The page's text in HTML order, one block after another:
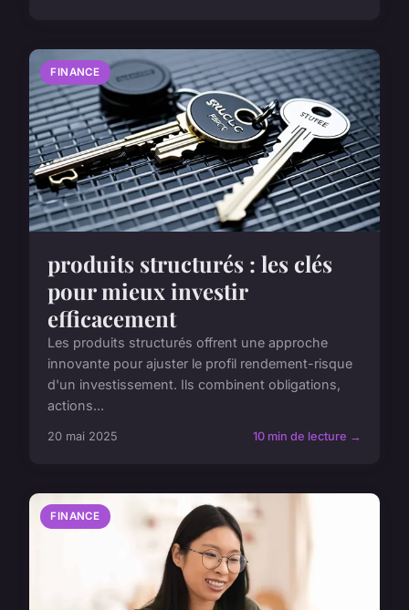
FINANCE
produits structurés : les clés
pour mieux investir
efficacement
Les produits structurés offrent une approche
innovante pour ajuster le profil rendement-risque
d'un investissement. Ils combinent obligations,
actions...
20 mai 2025 10 min de lecture →
FINANCE